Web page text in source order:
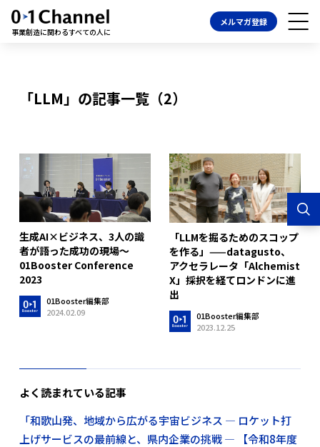
事業創造に関わるすべての人に
メルマガ登録
「LLM」の記事一覧（2）
生成AI×ビジネス、3人の識
者が語った成功の現場〜
01Booster Conference
2023
01Booster編集部
2024.02.09
「LLMを掘るためのスコップ
を作る」——datagusto、
アクセラレータ「Alchemist
X」採択を経てロンドンに進
出
01Booster編集部
2023.12.25
よく読まれている記事
「和歌山発、地域から広がる宇宙ビジネス ― ロケット打
上げサービスの最前線と、県内企業の挑戦 ― 【令和8年度